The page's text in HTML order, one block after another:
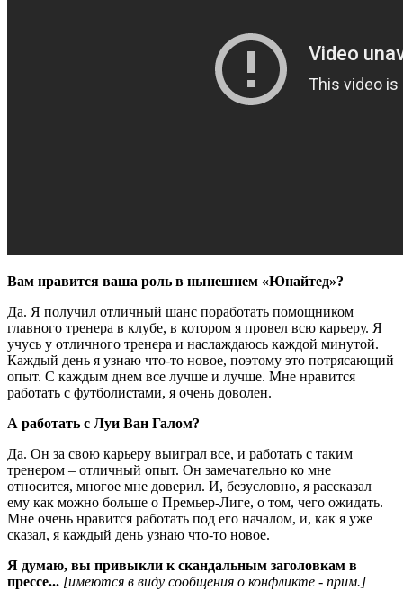
Вам нравится ваша роль в нынешнем «Юнайтед»?
Да. Я получил отличный шанс поработать помощником
главного тренера в клубе, в котором я провел всю карьеру. Я
учусь у отличного тренера и наслаждаюсь каждой минутой.
Каждый день я узнаю что-то новое, поэтому это потрясающий
опыт. С каждым днем все лучше и лучше. Мне нравится
работать с футболистами, я очень доволен.
А работать с Луи Ван Галом?
Да. Он за свою карьеру выиграл все, и работать с таким
тренером – отличный опыт. Он замечательно ко мне
относится, многое мне доверил. И, безусловно, я рассказал
ему как можно больше о Премьер-Лиге, о том, чего ожидать.
Мне очень нравится работать под его началом, и, как я уже
сказал, я каждый день узнаю что-то новое.
Я думаю, вы привыкли к скандальным заголовкам в
прессе... [имеются в виду сообщения о конфликте - прим.]